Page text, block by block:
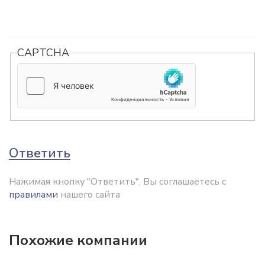
CAPTCHA
Ответить
Нажимая кнопку "Ответить", Вы соглашаетесь с
правилами нашего сайта
Похожие компании